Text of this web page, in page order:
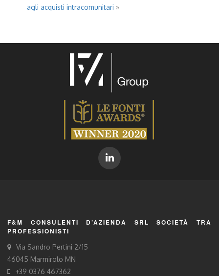
agli acquisti intracomunitari »
F&M CONSULENTI D’AZIENDA SRL SOCIETÀ TRA
PROFESSIONISTI
Via Sandro Pertini 2/15
46045 Marmirolo MN
+39 0376 467362